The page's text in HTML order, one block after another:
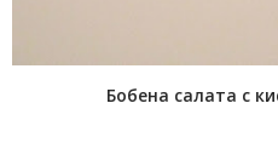
Бобена салата с